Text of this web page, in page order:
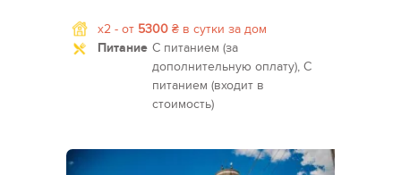
x2 - от 5300 ₴ в сутки за дом
Питание С питанием (за
дополнительную оплату), С
питанием (входит в
стоимость)